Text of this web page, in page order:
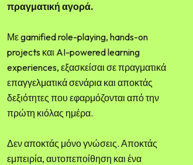
πραγματική αγορά.
Με gamified role-playing, hands-on
projects και AI-powered learning
experiences, εξασκείσαι σε πραγματικά
επαγγελματικά σενάρια και αποκτάς
δεξιότητες που εφαρμόζονται από την
πρώτη κιόλας ημέρα.
Δεν αποκτάς μόνο γνώσεις. Αποκτάς
εμπειρία, αυτοπεποίθηση και ένα